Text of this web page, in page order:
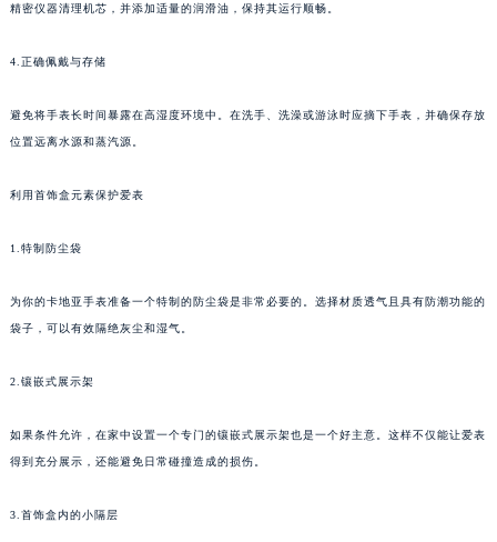
精密仪器清理机芯，并添加适量的润滑油，保持其运行顺畅。
4.正确佩戴与存储
避免将手表长时间暴露在高湿度环境中。在洗手、洗澡或游泳时应摘下手表，并确保存放
位置远离水源和蒸汽源。
利用首饰盒元素保护爱表
1.特制防尘袋
为你的卡地亚手表准备一个特制的防尘袋是非常必要的。选择材质透气且具有防潮功能的
袋子，可以有效隔绝灰尘和湿气。
2.镶嵌式展示架
如果条件允许，在家中设置一个专门的镶嵌式展示架也是一个好主意。这样不仅能让爱表
得到充分展示，还能避免日常碰撞造成的损伤。
3.首饰盒内的小隔层